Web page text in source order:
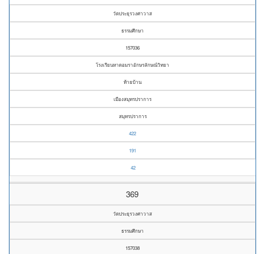
วัดประยุรวงศาวาส
ธรรมศึกษา
157036
โรงเรียนหาดอมราอักษรลักษณ์วิทยา
ท้ายบ้าน
เมืองสมุทรปราการ
สมุทรปราการ
422
191
42
369
วัดประยุรวงศาวาส
ธรรมศึกษา
157038